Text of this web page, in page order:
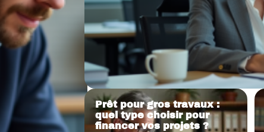
Prêt pour gros travaux :
quel type choisir pour
financer vos projets ?